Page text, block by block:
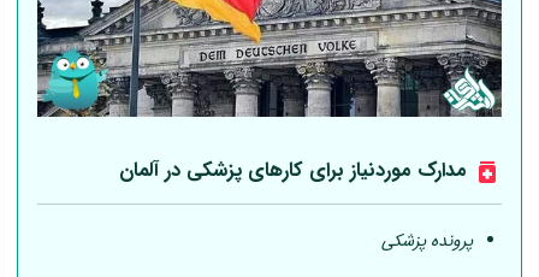
مدارک موردنیاز برای کارهای پزشکی درآلمان
پرونده پزشکی